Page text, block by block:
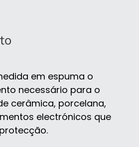
em espuma o
necessário para o
cerâmica, porcelana,
electrónicos que